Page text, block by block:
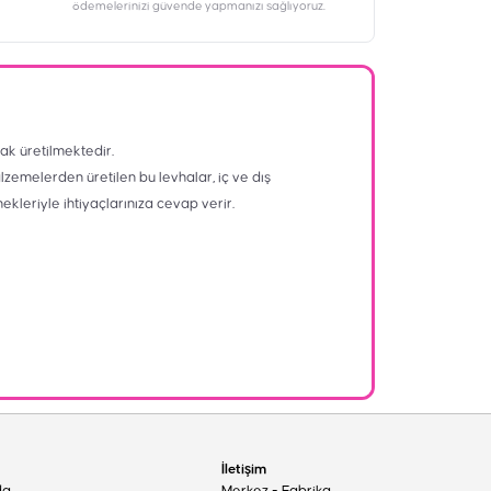
ödemelerinizi güvende yapmanızı sağlıyoruz.
üretilmektedir.
üretilen bu levhalar, iç ve dış
ihtiyaçlarınıza cevap verir.
İletişim